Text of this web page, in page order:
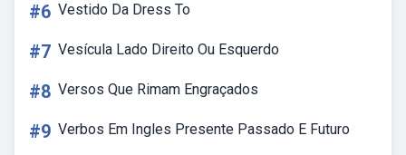
#6 Vestido Da Dress To
#7 Vesícula Lado Direito Ou Esquerdo
#8 Versos Que Rimam Engraçados
#9 Verbos Em Ingles Presente Passado E Futuro